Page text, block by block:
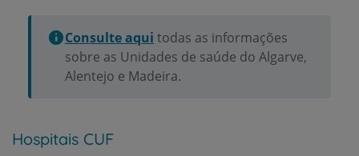
Consulte aqui todas as informações
sobre as Unidades de saúde do Algarve,
Alentejo e Madeira.
Hospitais CUF